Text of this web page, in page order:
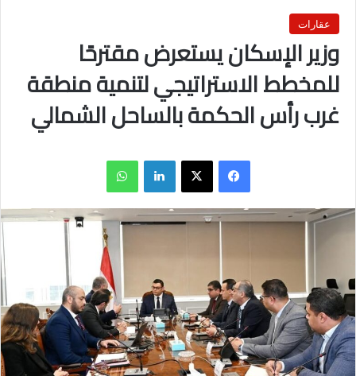
عقارات
وزير الإسكان يستعرض مقترحًا
للمخطط الاستراتيجي لتنمية منطقة
غرب رأس الحكمة بالساحل الشمالي
فيسبوك X لينكدإن